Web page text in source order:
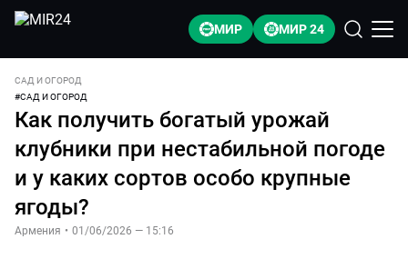
МИР МИР 24
САД И ОГОРОД
#САД И ОГОРОД
Как получить богатый урожай
клубники при нестабильной погоде
и у каких сортов особо крупные
ягоды?
Армения • 01/06/2026 — 15:16